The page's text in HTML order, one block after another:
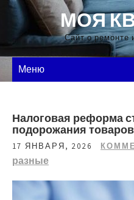
Перейти
содержимому
МОЯ
Сайт о ремонте
Меню
Налоговая реформа
подорожания товаров
17 ЯНВАРЯ, 2026
разные